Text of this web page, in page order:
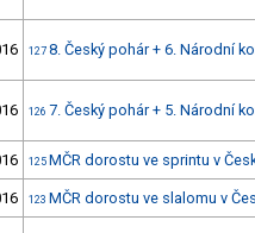
127 8. Český pohár + 6. Národní
126 7. Český pohár + 5. Národní
125 MČR dorostu ve sprintu v
123 MČR dorostu ve slalomu v